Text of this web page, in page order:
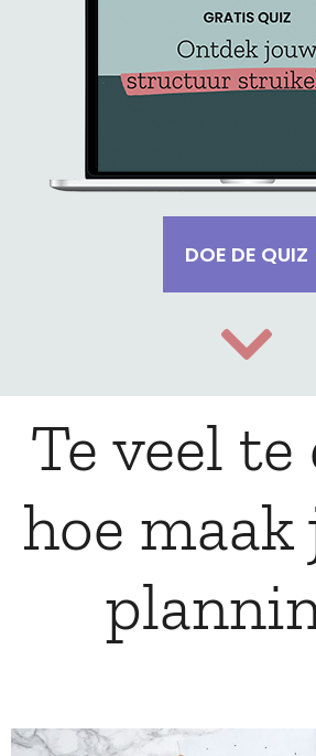
DOE DE QUIZ
Te veel te
hoe maak